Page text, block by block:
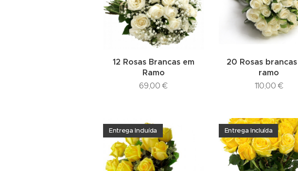
12 Rosas Brancas em
Ramo
69,00 €
20 Rosas
ramo
110,00 €
Entrega Incluída Entrega Incluída